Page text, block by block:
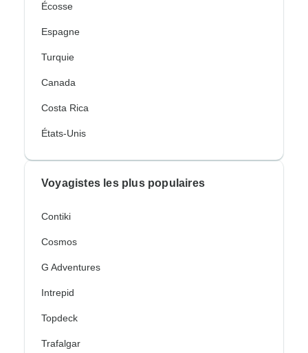
Écosse
Espagne
Turquie
Canada
Costa Rica
États-Unis
Voyagistes les plus populaires
Contiki
Cosmos
G Adventures
Intrepid
Topdeck
Trafalgar